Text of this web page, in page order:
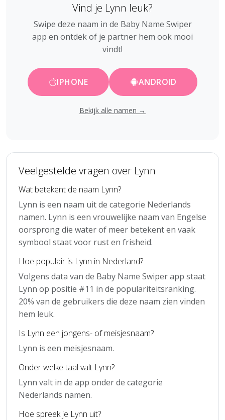
Vind je Lynn leuk?
Swipe deze naam in de Baby Name Swiper
app en ontdek of je partner hem ook mooi
vindt!
IPHONE ANDROID
Bekijk alle namen →
Veelgestelde vragen over Lynn
Wat betekent de naam Lynn?
Lynn is een naam uit de categorie Nederlands
namen. Lynn is een vrouwelijke naam van Engelse
oorsprong die water of meer betekent en vaak
symbool staat voor rust en frisheid.
Hoe populair is Lynn in Nederland?
Volgens data van de Baby Name Swiper app staat
Lynn op positie #11 in de populariteitsranking.
20% van de gebruikers die deze naam zien vinden
hem leuk.
Is Lynn een jongens- of meisjesnaam?
Lynn is een meisjesnaam.
Onder welke taal valt Lynn?
Lynn valt in de app onder de categorie
Nederlands namen.
Hoe spreek je Lynn uit?